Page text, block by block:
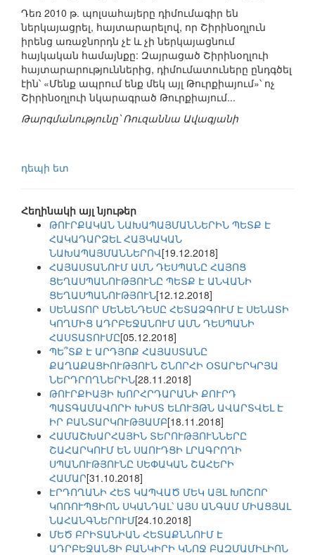
Դեռ 2010 թ. պոլսահայերը դիմումագիր են
ներկայացրել, հայտարարելով, որ Շիրինօղլուն
իրենց առաջնորդն չէ և չի ներկայացնում
հայկական համայնքը: Զայրացած Շիրինօղլուի
հայտարարություններից, դիմումատուները ընդգծել
էին՝ «Մենք ապրում ենք մեկ այլ Թուրքիայում»՝ ոչ
Շիրինօղլուի նկարագրած Թուրքիայում...
Թարգմանությունը՝ Ռուզաննա Ավագյանի
դեպի ետ
Հեղինակի այլ նյութեր
ԹՈՒՐՔԱԿԱՆ ՆԱԽԱՊԱՅՄԱՆՆԵՐԻՆ ՊԵՏՔ Է
ՀԱԿԱԴԱՐՁԵԼ ՀԱՅԿԱԿԱՆ
ՆԱԽԱՊԱՅՄԱՆՆԵՐՈՎ[19.12.2018]
ՀԱՅԱՍՏԱՆՈՒՄ ԱՄՆ ԴԵՍՊԱՆԸ ՀԱՅՈՑ
ՑԵՂԱՍՊԱՆՈՒԹՅՈՒՆԸ ՊԵՏՔ Է ԱՆՎԱՆԻ
ՑԵՂԱՍՊԱՆՈՒԹՅՈՒՆ[12.12.2018]
ՍԵՆԱՏՈՐ ՄԵՆԵՆԴԵՍԸ ՀԵՏԱՁԳՈՒՄ Է ՍԵՆԱՏԻ
ԿՈՂՄԻՑ ԱԴՐԲԵՋԱՆՈՒՄ ԱՄՆ ԴԵՍՊԱՆԻ
ՀԱՍՏԱՏՈՒՄԸ[05.12.2018]
ՊԵ՞ՏՔ Է ԱՐԴՅՈՔ ՀԱՅԱՍՏԱՆԸ
ՔԱՂԱՔԱՑԻՈՒԹՅՈՒՆ ՇՆՈՐՀԻ ՕՏԱՐԵՐԿՐՅԱ
ՆԵՐԴՐՈՂՆԵՐԻՆ[28.11.2018]
ԹՈՒՐՔԻԱՅԻ ԽՈՐՀՐԴԱՐԱՆԻ ՔՈՒՐԴ
ՊԱՏԳԱՄԱՎՈՐԻ ԽԻՍՏ ԵԼՈՒՅԹՆ ԱՎԱՐՏՎԵԼ Է
ԻՐ ԲԱՆՏԱՐԿՈՒԹՅԱՄԲ[18.11.2018]
ՀԱՄԱՇԽԱՐՀԱՅԻՆ ՏԵՐՈՒԹՅՈՒՆՆԵՐԸ
ՇԱՀԱՐԿՈՒՄ ԵՆ ՍԱՈՒԴՑԻ ԼՐԱԳՐՈՂԻ
ՍՊԱՆՈՒԹՅՈՒՆԸ ՍԵՓԱԿԱՆ ՇԱՀԵՐԻ
ՀԱՄԱՐ[31.10.2018]
ԷՐԴՈՂԱՆԻ ՀԵՏ ԿԱՊՎԱԾ ՄԵԿ ԱՅԼ ԽՈՇՈՐ
ԿՈՌՈՒՊՑԻՈՆ ՍԿԱՆԴԱԼ՝ ԱՅՍ ԱՆԳԱՄ ՄԻԱՑՅԱԼ
ՆԱՀԱՆԳՆԵՐՈՒՄ[24.10.2018]
ՄԵԾ ԲՐԻՏԱՆԻԱՆ ՀԵՏԱՔՆՆՈՒՄ Է
ԱԴՐԲԵՋԱՆՑԻ ԲԱՆԿԻՐԻ ԿՆՈՋ ԲԱԶՄԱՄԻԼԻՈՆ